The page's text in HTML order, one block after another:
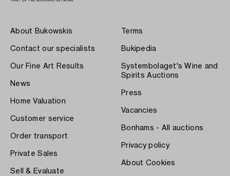
About Bukowskis
Contact our specialists
Our Fine Art Results
News
Home Valuation
Customer service
Order transport
Private Sales
Sell & Evaluate
Terms
Bukipedia
Systembolaget's Wine and
Spirits Auctions
Press
Vacancies
Bonhams - All auctions
Privacy policy
About Cookies